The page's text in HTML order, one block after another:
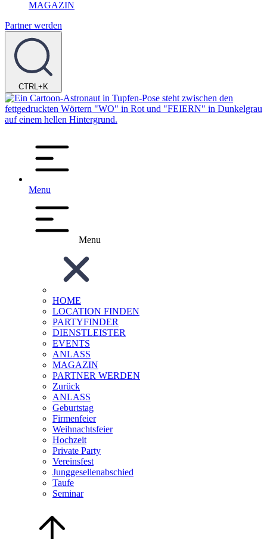
MAGAZIN
Partner werden
CTRL+K
Menu
Menu
HOME
LOCATION FINDEN
PARTYFINDER
DIENSTLEISTER
EVENTS
ANLASS
MAGAZIN
PARTNER WERDEN
Zurück
ANLASS
Geburtstag
Firmenfeier
Weihnachtsfeier
Hochzeit
Private Party
Vereinsfest
Junggesellenabschied
Taufe
Seminar